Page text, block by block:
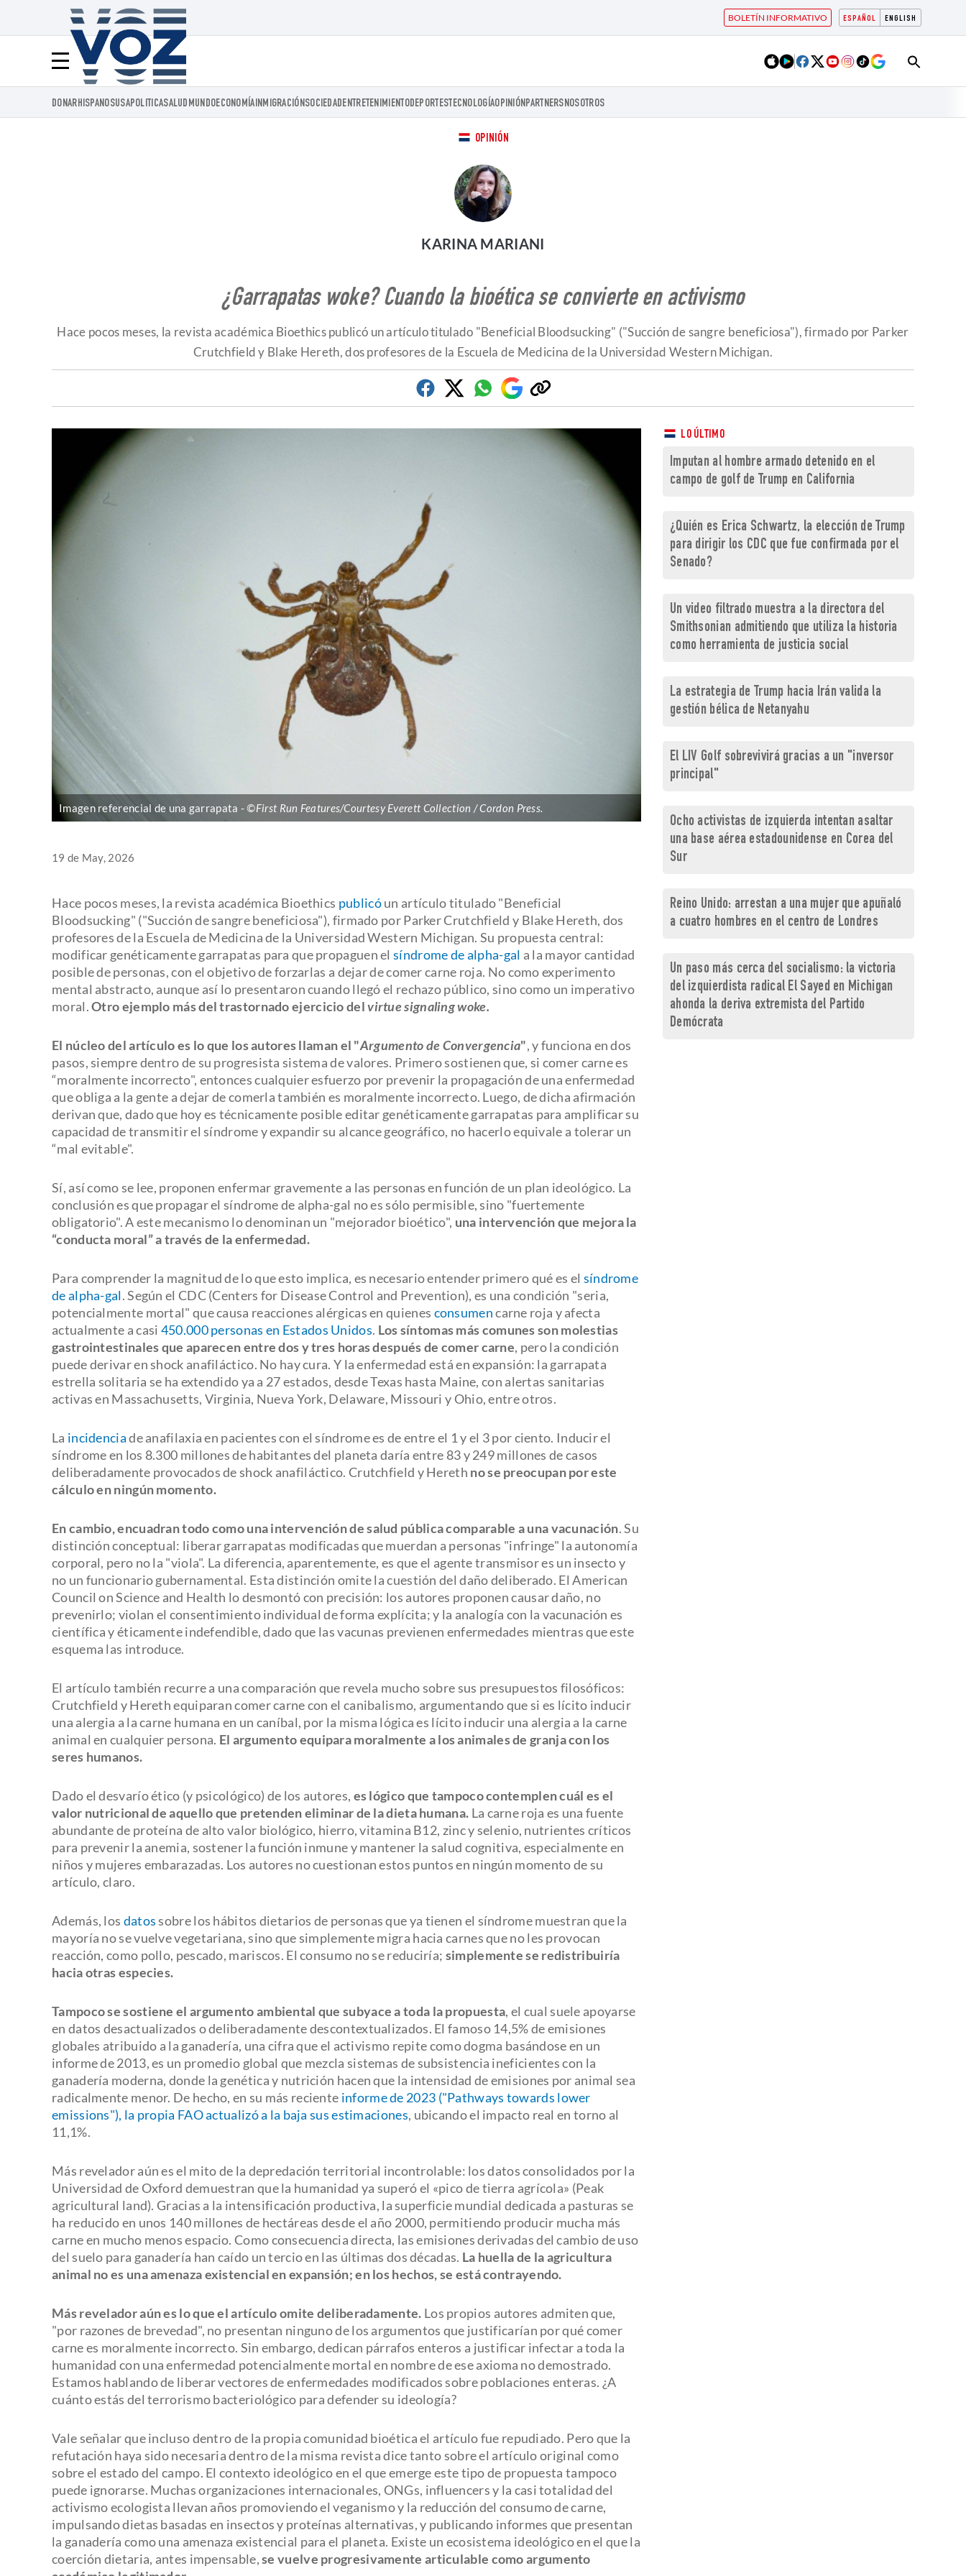
ESPAÑOL ENGLISH
BOLETÍN INFORMATIVO
Menú
Voz.us
DONARHISPANOSUSAPOLITICASALUD MUNDOECONOMÍAINMIGRACIÓNSOCIEDADENTRETENIMIENTODEPORTESTECNOLOGÍAOPINIÓNPARTNERSNOSOTROS
OPINIÓN
KARINA MARIANI
¿Garrapatas woke? Cuando la bioética se convierte en activismo
Hace pocos meses, la revista académica Bioethics publicó un artículo titulado "Beneficial Bloodsucking" ("Succión de sangre beneficiosa"), firmado por Parker
Crutchfield y Blake Hereth, dos profesores de la Escuela de Medicina de la Universidad Western Michigan.
Facebook
TwitterWhatsapp
Google
Discover
Copiar
enlace
Imagen referencial de una garrapata ©First Run Features/Courtesy Everett Collection / Cordon Press.
19 de May, 2026
Hace pocos meses, la revista académica Bioethics publicóun artículo titulado "Beneficial
Bloodsucking" ("Succión de sangre beneficiosa"), firmado por Parker Crutchfield y Blake Hereth, dos
profesores de la Escuela de Medicina de la Universidad Western Michigan. Su propuesta central:
modificar genéticamente garrapatas para que propaguen el síndrome de alpha-gal a la mayor cantidad
posible de personas, con el objetivo de forzarlas a dejar de comer carne roja. No como experimento
mental abstracto, aunque así lo presentaron cuando llegó el rechazo público, sino como un imperativo
moral.Otro ejemplo más del trastornado ejercicio delvirtue signaling woke.
El núcleo del artículo es lo que los autores llaman el "Argumento de Convergencia", y funciona en dos
pasos, siempre dentro de su progresista sistema de valores. Primero sostienen que, si comer carne es
“moralmente incorrecto", entonces cualquier esfuerzo por prevenir la propagación de una enfermedad
que obliga a la gente a dejar de comerla también es moralmente incorrecto. Luego, de dicha afirmación
derivan que, dado que hoy es técnicamente posible editar genéticamente garrapatas para amplificar su
capacidad de transmitir el síndrome y expandir su alcance geográfico, no hacerlo equivale a tolerar un
“mal evitable".
Sí, así como se lee, proponen enfermar gravemente a las personas en función de un plan ideológico. La
conclusión es que propagar el síndrome de alpha-gal no es sólo permisible, sino "fuertemente
obligatorio". A este mecanismo lo denominan un "mejorador bioético", una intervención que mejora la
“conducta moral” a través de la enfermedad.
Para comprender la magnitud de lo que esto implica, es necesario entender primero qué es el síndrome
de alpha-gal. Según el CDC (Centers for Disease Control and Prevention), es una condición "seria,
potencialmente mortal" que causa reacciones alérgicas en quienes consumencarne roja y afecta
actualmente a casi 450.000 personas en Estados Unidos. Los síntomas más comunes son molestias
gastrointestinales que aparecen entre dos y tres horas después de comer carne, pero la condición
puede derivar en shock anafiláctico. No hay cura. Y la enfermedad está en expansión: la garrapata
estrella solitaria se ha extendido ya a 27 estados, desde Texas hasta Maine, con alertas sanitarias
activas en Massachusetts, Virginia, Nueva York, Delaware, Missouri y Ohio, entre otros.
La incidenciade anafilaxia en pacientes con el síndrome es de entre el 1 y el 3 por ciento. Inducir el
síndrome en los 8.300 millones de habitantes del planeta daría entre 83 y 249 millones de casos
deliberadamente provocados de shock anafiláctico. Crutchfield y Hereth no se preocupan por este
cálculo en ningún momento.
En cambio, encuadran todo como una intervención de salud pública comparable a una vacunación. Su
distinción conceptual: liberar garrapatas modificadas que muerdan a personas "infringe" la autonomía
corporal, pero no la "viola". La diferencia, aparentemente, es que el agente transmisor es un insecto y
no un funcionario gubernamental. Esta distinción omite la cuestión del daño deliberado. El American
Council on Science and Health lo desmontó con precisión: los autores proponen causar daño, no
prevenirlo; violan el consentimiento individual de forma explícita; y la analogía con la vacunación es
científica y éticamente indefendible, dado que las vacunas previenen enfermedades mientras que este
esquema las introduce.
El artículo también recurre a una comparación que revela mucho sobre sus presupuestos filosóficos:
Crutchfield y Hereth equiparan comer carne con el canibalismo, argumentando que si es lícito inducir
una alergia a la carne humana en un caníbal, por la misma lógica es lícito inducir una alergia a la carne
animal en cualquier persona. El argumento equipara moralmente a los animales de granja con los
seres humanos.
Dado el desvarío ético (y psicológico) de los autores, es lógico que tampoco contemplen cuál es el
valor nutricional de aquello que pretenden eliminar de la dieta humana. La carne roja es una fuente
abundante de proteína de alto valor biológico, hierro, vitamina B12, zinc y selenio, nutrientes críticos
para prevenir la anemia, sostener la función inmune y mantener la salud cognitiva, especialmente en
niños y mujeres embarazadas. Los autores no cuestionan estos puntos en ningún momento de su
artículo, claro.
Además, los datossobre los hábitos dietarios de personas que ya tienen el síndrome muestran que la
mayoría no se vuelve vegetariana, sino que simplemente migra hacia carnes que no les provocan
reacción, como pollo, pescado, mariscos. El consumo no se reduciría; simplemente se redistribuiría
hacia otras especies.
Tampoco se sostiene el argumento ambiental que subyace a toda la propuesta, el cual suele apoyarse
en datos desactualizados o deliberadamente descontextualizados. El famoso 14,5% de emisiones
globales atribuido a la ganadería, una cifra que el activismo repite como dogma basándose en un
informe de 2013, es un promedio global que mezcla sistemas de subsistencia ineficientes con la
ganadería moderna, donde la genética y nutrición hacen que la intensidad de emisiones por animal sea
radicalmente menor. De hecho, en su más reciente informe de 2023 ("Pathways towards lower
emissions"), la propia FAO actualizó a la baja sus estimaciones, ubicando el impacto real en torno al
11,1%.
Más revelador aún es el mito de la depredación territorial incontrolable: los datos consolidados por la
Universidad de Oxford demuestran que la humanidad ya superó el «pico de tierra agrícola» (Peak
agricultural land). Gracias a la intensificación productiva, la superficie mundial dedicada a pasturas se
ha reducido en unos 140 millones de hectáreas desde el año 2000, permitiendo producir mucha más
carne en mucho menos espacio. Como consecuencia directa, las emisiones derivadas del cambio de uso
del suelo para ganadería han caído un tercio en las últimas dos décadas. La huella de la agricultura
animal no es una amenaza existencial en expansión; en los hechos, se está contrayendo.
Más revelador aún es lo que el artículo omite deliberadamente. Los propios autores admiten que,
"por razones de brevedad", no presentan ninguno de los argumentos que justificarían por qué comer
carne es moralmente incorrecto. Sin embargo, dedican párrafos enteros a justificar infectar a toda la
humanidad con una enfermedad potencialmente mortal en nombre de ese axioma no demostrado.
Estamos hablando de liberar vectores de enfermedades modificados sobre poblaciones enteras. ¿A
cuánto estás del terrorismo bacteriológico para defender su ideología?
Vale señalar que incluso dentro de la propia comunidad bioética el artículo fue repudiado. Pero que la
refutación haya sido necesaria dentro de la misma revista dice tanto sobre el artículo original como
sobre el estado del campo. El contexto ideológico en el que emerge este tipo de propuesta tampoco
puede ignorarse. Muchas organizaciones internacionales, ONGs, influencers y la casi totalidad del
activismo ecologista llevan años promoviendo el veganismo y la reducción del consumo de carne,
impulsando dietas basadas en insectos y proteínas alternativas, y publicando informes que presentan
la ganadería como una amenaza existencial para el planeta. Existe un ecosistema ideológico en el que la
coerción dietaria, antes impensable,se vuelve progresivamente articulable como argumento
LO ÚLTIMO
Imputan al hombre armado detenido en el
campo de golf de Trump en California
¿Quién es Erica Schwartz, la elección de Trump
para dirigir los CDC que fue confirmada por el
Senado?
Un video filtrado muestra a la directora del
Smithsonian admitiendo que utiliza la historia
como herramienta de justicia social
La estrategia de Trump hacia Irán valida la
gestión bélica de Netanyahu
El LIV Golf sobrevivirá gracias a un "inversor
principal"
Ocho activistas de izquierda intentan asaltar
una base aérea estadounidense en Corea del
Sur
Reino Unido: arrestan a una mujer que apuñaló
a cuatro hombres en el centro de Londres
Un paso más cerca del socialismo: la victoria
del izquierdista radical El Sayed en Michigan
ahonda la deriva extremista del Partido
Demócrata